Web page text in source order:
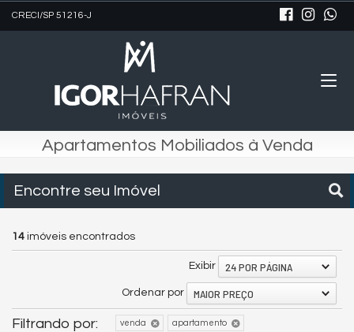
CRECI/SP 51216-J
Apartamentos Mobiliados à Venda
Encontre seu Imóvel
14 imóveis encontrados
Exibir 24 POR PÁGINA
Ordenar por MAIOR PREÇO
Filtrando por: venda apartamento